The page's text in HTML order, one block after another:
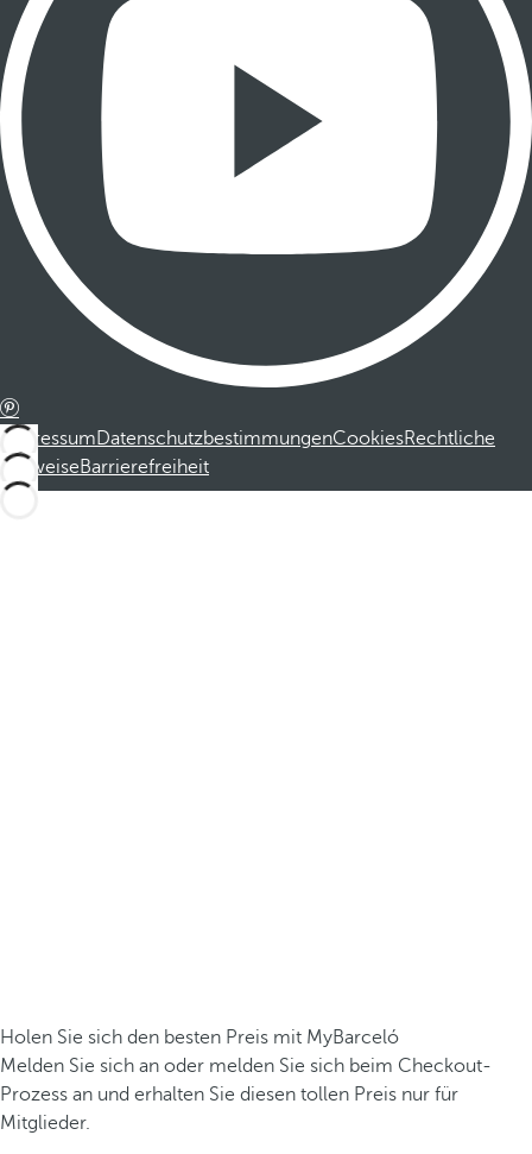
ImpressumDatenschutzbestimmungenCookiesRechtliche
HinweiseBarrierefreiheit
Holen Sie sich den besten Preis mit MyBarceló
Melden Sie sich an oder melden Sie sich beim Checkout-
Prozess an und erhalten Sie diesen tollen Preis nur für
Mitglieder.